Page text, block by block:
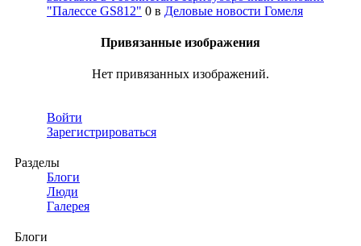
"Палессе GS812" 0 в Деловые новости Гомеля
Привязанные изображения
Нет привязанных изображений.
Войти
Зарегистрироваться
Разделы
Блоги
Люди
Галерея
Блоги